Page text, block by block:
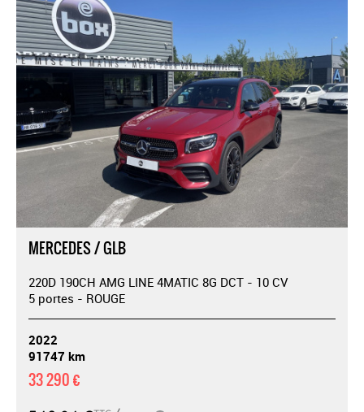
MERCEDES / GLB
220D 190CH AMG LINE 4MATIC 8G DCT - 10 CV
5 portes - ROUGE
2022
91747 km
33 290 €